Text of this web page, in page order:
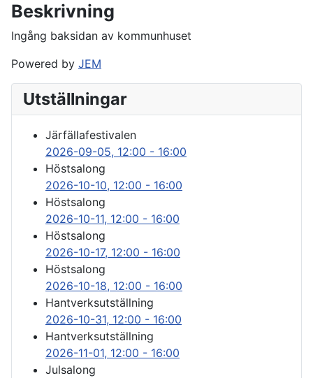
Beskrivning
Ingång baksidan av kommunhuset
Powered by JEM
Utställningar
Järfällafestivalen
2026-09-05, 12:00 - 16:00
Höstsalong
2026-10-10, 12:00 - 16:00
Höstsalong
2026-10-11, 12:00 - 16:00
Höstsalong
2026-10-17, 12:00 - 16:00
Höstsalong
2026-10-18, 12:00 - 16:00
Hantverksutställning
2026-10-31, 12:00 - 16:00
Hantverksutställning
2026-11-01, 12:00 - 16:00
Julsalong